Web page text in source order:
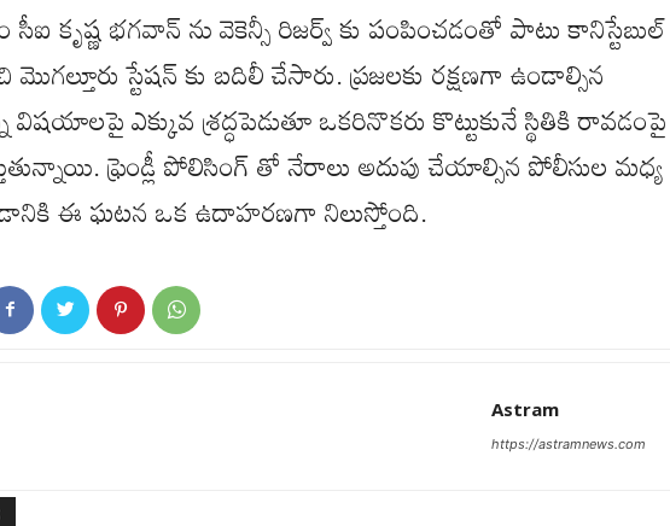
కృష్ణ భగవాన్ ను వెకెన్సీ రిజర్వ్ కు పంపించడంతో పాటు కానిస్టేబుల్
మొగల్తూరు స్టేషన్ కు బదిలీ చేసారు. ప్రజలకు రక్షణగా ఉండాల్సిన
విషయాలపై ఎక్కువ శ్రద్ధపెడుతూ ఒకరినొకరు కొట్టుకునే స్థితికి రావడంపై
ఫ్రెండ్లీ పోలిసింగ్ తో నేరాలు అదుపు చేయాల్సిన పోలీసుల మధ్య
ఈ ఘటన ఒక ఉదాహరణగా నిలుస్తోంది.
Astram
https://astramnews.com